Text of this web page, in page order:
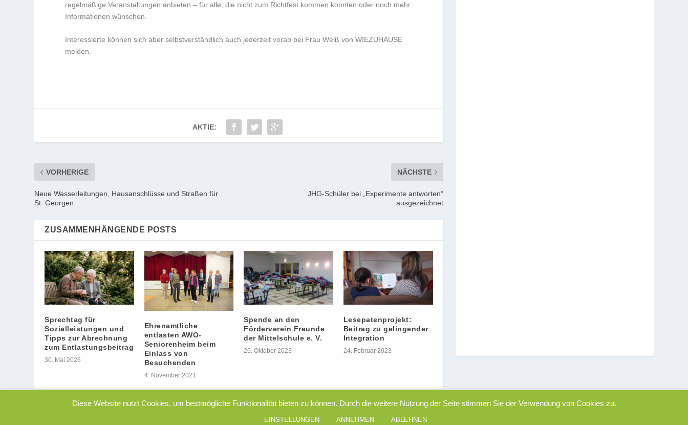
regelmäßige Veranstaltungen anbieten – für alle, die nicht zum Richtfest kommen konnten oder noch mehr
Informationen wünschen.
Interessierte können sich aber selbstverständlich auch jederzeit vorab bei Frau Weiß von WIEZUHAUSE
melden.
AKTIE:
VORHERIGE
Neue Wasserleitungen, Hausanschlüsse und Straßen für
St. Georgen
NÄCHSTE
JHG-Schüler bei „Experimente antworten“
ausgezeichnet
ZUSAMMENHÄNGENDE POSTS
Sprechtag für
Sozialleistungen und
Tipps zur Abrechnung
zum Entlastungsbeitrag
30. Mai 2026
Ehrenamtliche
entlasten AWO-
Seniorenheim beim
Einlass von
Besuchenden
4. November 2021
Spende an den
Förderverein Freunde
der Mittelschule e. V.
26. Oktober 2023
Lesepatenprojekt:
Beitrag zu gelingender
Integration
24. Februar 2023
Diese Website nutzt Cookies, um bestmögliche Funktionalität bieten zu können. Durch die weitere Nutzung der Seite stimmen Sie der Verwendung von Cookies zu.
EINSTELLUNGEN ANNEHMEN ABLEHNEN